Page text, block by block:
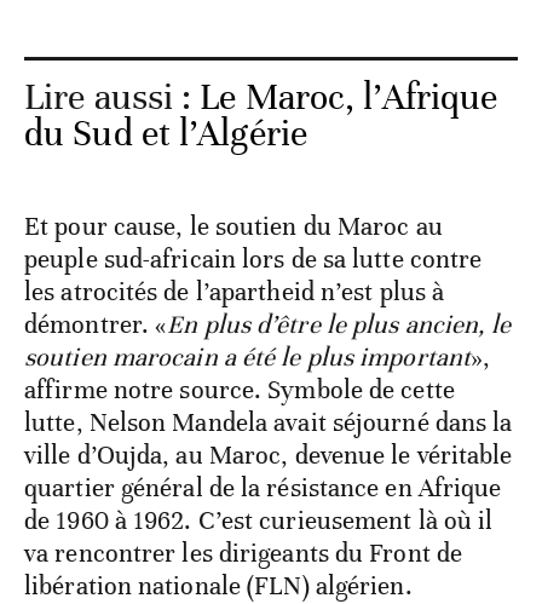
Lire aussi : Le Maroc, l’Afrique
du Sud et l’Algérie
Et pour cause, le soutien du Maroc au
peuple sud-africain lors de sa lutte contre
les atrocités de l’apartheid n’est plus à
démontrer. «En plus d’être le plus ancien, le
soutien marocain a été le plus important»,
affirme notre source. Symbole de cette
lutte, Nelson Mandela avait séjourné dans la
ville d’Oujda, au Maroc, devenue le véritable
quartier général de la résistance en Afrique
de 1960 à 1962. C’est curieusement là où il
va rencontrer les dirigeants du Front de
libération nationale (FLN) algérien.